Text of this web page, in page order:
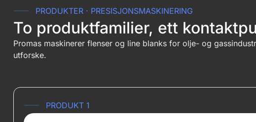
PRODUKTER · PRESISJONSMASKINERING
To produktfamilier, ett
Promas maskinerer flenser og line blanks for olje- og
utforske.
PRODUKT 1